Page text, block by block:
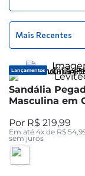
Mais Recentes
Lançamentos
Sandália
Masculina em
R$ 219,99
Em até 4x de R$ 54
sem juros